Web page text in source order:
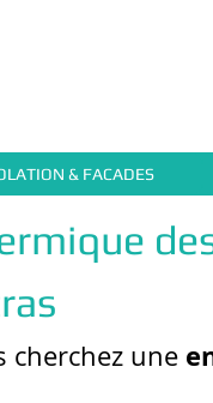
& FACADES
cherchez une